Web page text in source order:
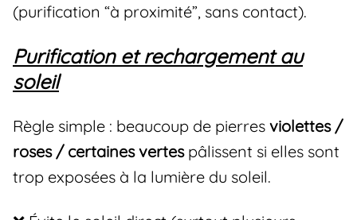
(purification “à proximité”, sans contact).
Purification et rechargement au
soleil
Règle simple : beaucoup de pierres violettes /
roses / certaines vertespâlissent si elles sont
trop exposées à la lumière du soleil.